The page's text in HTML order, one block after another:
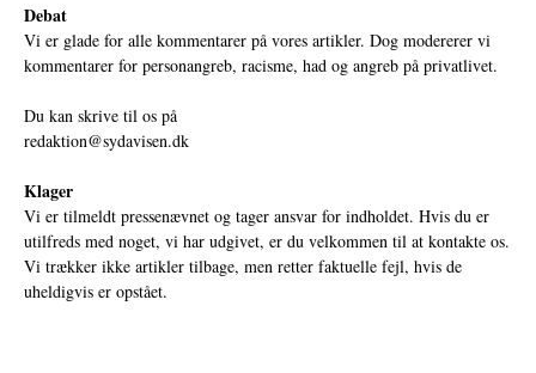
Debat
Vi er glade for alle kommentarer på vores artikler. Dog modererer vi
kommentarer for personangreb, racisme, had og angreb på privatlivet.
Du kan skrive til os på
redaktion@sydavisen.dk
Klager
Vi er tilmeldt pressenævnet og tager ansvar for indholdet. Hvis du er
utilfreds med noget, vi har udgivet, er du velkommen til at kontakte os.
Vi trækker ikke artikler tilbage, men retter faktuelle fejl, hvis de
uheldigvis er opstået.